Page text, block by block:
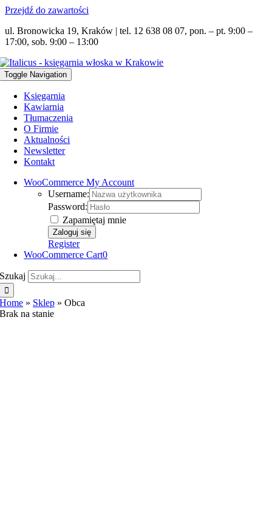
Przejdź do zawartości
ul. Bronowicka 19, Kraków | tel. 12 638 08 07, pon. – pt. 9:00 –
17:00, sob. 9:00 – 13:00
Toggle Navigation
Księgarnia
Kawiarnia
Tłumaczenia
O Firmie
Aktualności
Newsletter
Kontakt
WooCommerce My Account
Username:
Password:
Zapamiętaj mnie
Register
WooCommerce Cart0
Szukaj
Home » Sklep »Obca
Brak na stanie